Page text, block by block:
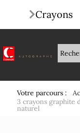
Votre parcours :
3 crayons graphite
naturel
Crayons